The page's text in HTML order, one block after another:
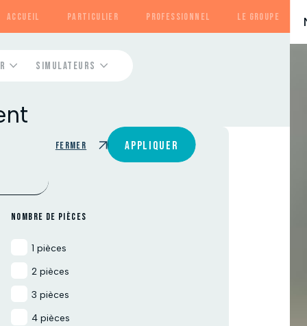
ACCUEIL PARTICULIER PROFESSIONNEL LE GROUPE
nous
nous
SIMULATEURS
nous
NOMBRE DE PIÈCES
1 pièces
2 pièces
3 pièces
4 pièces
Fermer APPLIQUER